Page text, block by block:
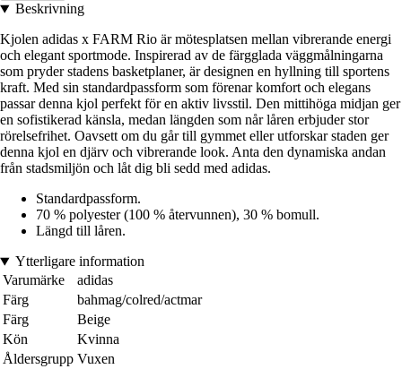
Beskrivning
Kjolen adidas x FARM Rio är mötesplatsen mellan vibrerande energi
och elegant sportmode. Inspirerad av de färgglada väggmålningarna
som pryder stadens basketplaner, är designen en hyllning till sportens
kraft. Med sin standardpassform som förenar komfort och elegans
passar denna kjol perfekt för en aktiv livsstil. Den mittihöga midjan ger
en sofistikerad känsla, medan längden som når låren erbjuder stor
rörelsefrihet. Oavsett om du går till gymmet eller utforskar staden ger
denna kjol en djärv och vibrerande look. Anta den dynamiska andan
från stadsmiljön och låt dig bli sedd med adidas.
Standardpassform.
70 % polyester (100 % återvunnen), 30 % bomull.
Längd till låren.
Ytterligare information
Varumärke
adidas
Färg
bahmag/colred/actmar
Färg
Beige
Kön
Kvinna
Åldersgrupp Vuxen